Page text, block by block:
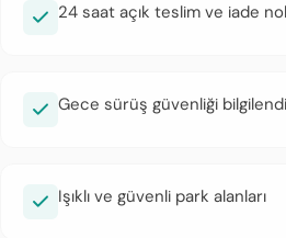
24 saat açık teslim ve iade
Gece sürüş güvenliği
Işıklı ve güvenli park alanları